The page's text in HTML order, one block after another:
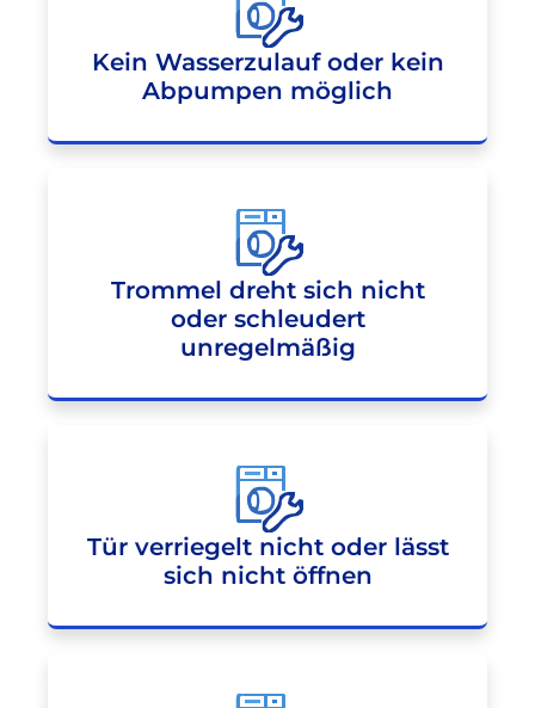
Kein Wasserzulauf oder kein
Abpumpen möglich
Trommel dreht sich nicht
oder schleudert
unregelmäßig
Tür verriegelt nicht oder lässt
sich nicht öffnen